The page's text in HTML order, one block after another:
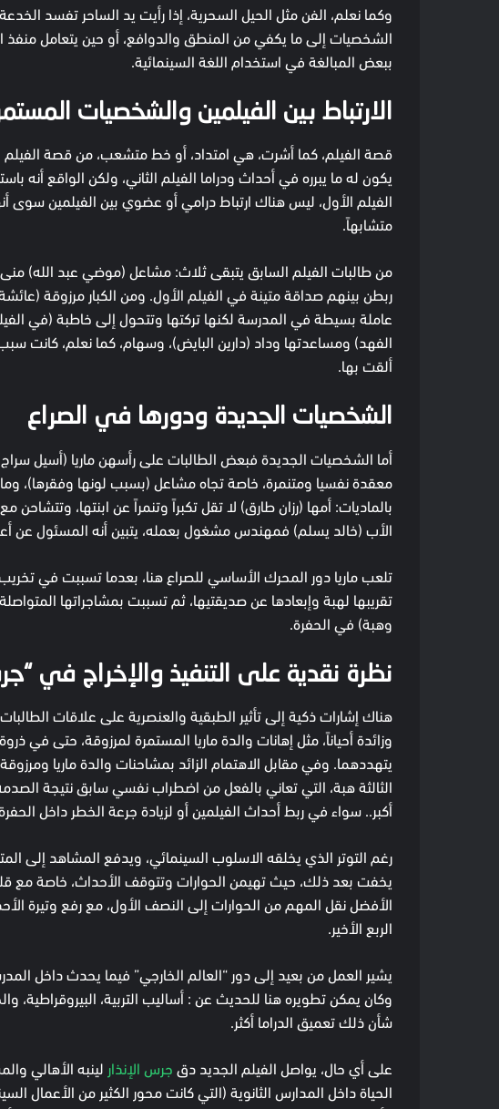
وكما نعلم، الفن مثل الحيل السحرية، إذا رأيت يد الساحر تفسد
الشخصيات إلى ما يكفي من المنطق والدوافع، أو حين يتعامل منفذ
ببعض المبالغة في استخدام اللغة السينمائية.
الارتباط بين الفيلمين والشخصيات
قصة الفيلم، كما أشرت، هي امتداد، أو خط متشعب، من قصة الفيلم
يكون له ما يبرره في أحداث ودراما الفيلم الثاني، ولكن الواقع أنه
الفيلم الأول، ليس هناك ارتباط درامي أو عضوي بين الفيلمين سوى
متشابهاً.
من طالبات الفيلم السابق يتبقى ثلاث: مشاعل (موضي عبد الله) منى
ربطن بينهم صداقة متينة في الفيلم الأول. ومن الكبار مرزوقة
عاملة بسيطة في المدرسة لكنها تركتها وتتحول إلى خاطبة (في
الفهد) ومساعدتها وداد (دارين البايض)، وسهام، كما نعلم، كانت
ألقت بها.
الشخصيات الجديدة ودورها في الصراع
أما الشخصيات الجديدة فبعض الطالبات على رأسهن ماريا (أسيل سراج)
معقدة نفسيا ومتنمرة، خاصة تجاه مشاعل (بسبب لونها وفقرها)،
بالماديات: أمها (رزان طارق) لا تقل تكبراً وتنمراً عن ابنتها،
الأب (خالد يسلم) فمهندس مشغول بعمله، يتبين أنه المسئول عن
تلعب ماريا دور المحرك الأساسي للصراع هنا، بعدما تسببت في
تقريبها لهبة وإبعادها عن صديقتيها، ثم تسببت بمشاجراتها
وهبة) في الحفرة.
نظرة نقدية على التنفيذ والإخراج في
هناك إشارات ذكية إلى تأثير الطبقية والعنصرية على علاقات
وزائدة أحياناً، مثل إهانات والدة ماريا المستمرة لمرزوقة، حتى في
يتهددهما. وفي مقابل الاهتمام الزائد بمشاحنات والدة ماريا
الثالثة هبة، التي تعاني بالفعل من اضطراب نفسي سابق نتيجة
أكبر.. سواء في ربط أحداث الفيلمين أو لزيادة جرعة الخطر داخل
رغم التوتر الذي يخلقه الاسلوب السينمائي، ويدفع المشاهد إلى
يخفت بعد ذلك، حيث تهيمن الحوارات وتتوقف الأحداث، خاصة مع
الأفضل نقل المهم من الحوارات إلى النصف الأول، مع رفع وتيرة
الربع الأخير.
يشير العمل من بعيد إلى دور “العالم الخارجي” فيما يحدث داخل
وكان يمكن تطويره هنا للحديث عن : أساليب التربية، البيروقراطية،
شأن ذلك تعميق الدراما أكثر.
على أي حال، يواصل الفيلم الجديد دق جرس الإنذار لينبه الأهالي
الحياة داخل المدارس الثانوية (التي كانت محور الكثير من الأعمال